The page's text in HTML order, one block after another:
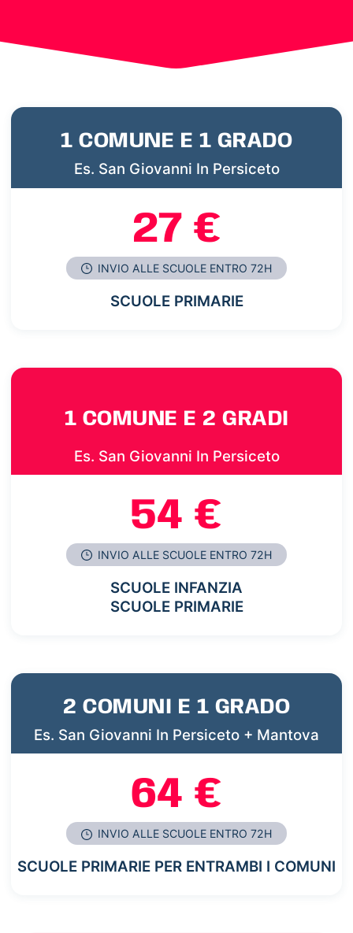
1 COMUNE E 1 GRADO
Es. San Giovanni In Persiceto
27 €
INVIO ALLE SCUOLE ENTRO 72H
SCUOLE PRIMARIE
1 COMUNE E 2 GRADI
Es. San Giovanni In Persiceto
54 €
INVIO ALLE SCUOLE ENTRO 72H
SCUOLE INFANZIA
SCUOLE PRIMARIE
2 COMUNI E 1 GRADO
Es. San Giovanni In Persiceto + Mantova
64 €
INVIO ALLE SCUOLE ENTRO 72H
SCUOLE PRIMARIE PER ENTRAMBI I COMUNI